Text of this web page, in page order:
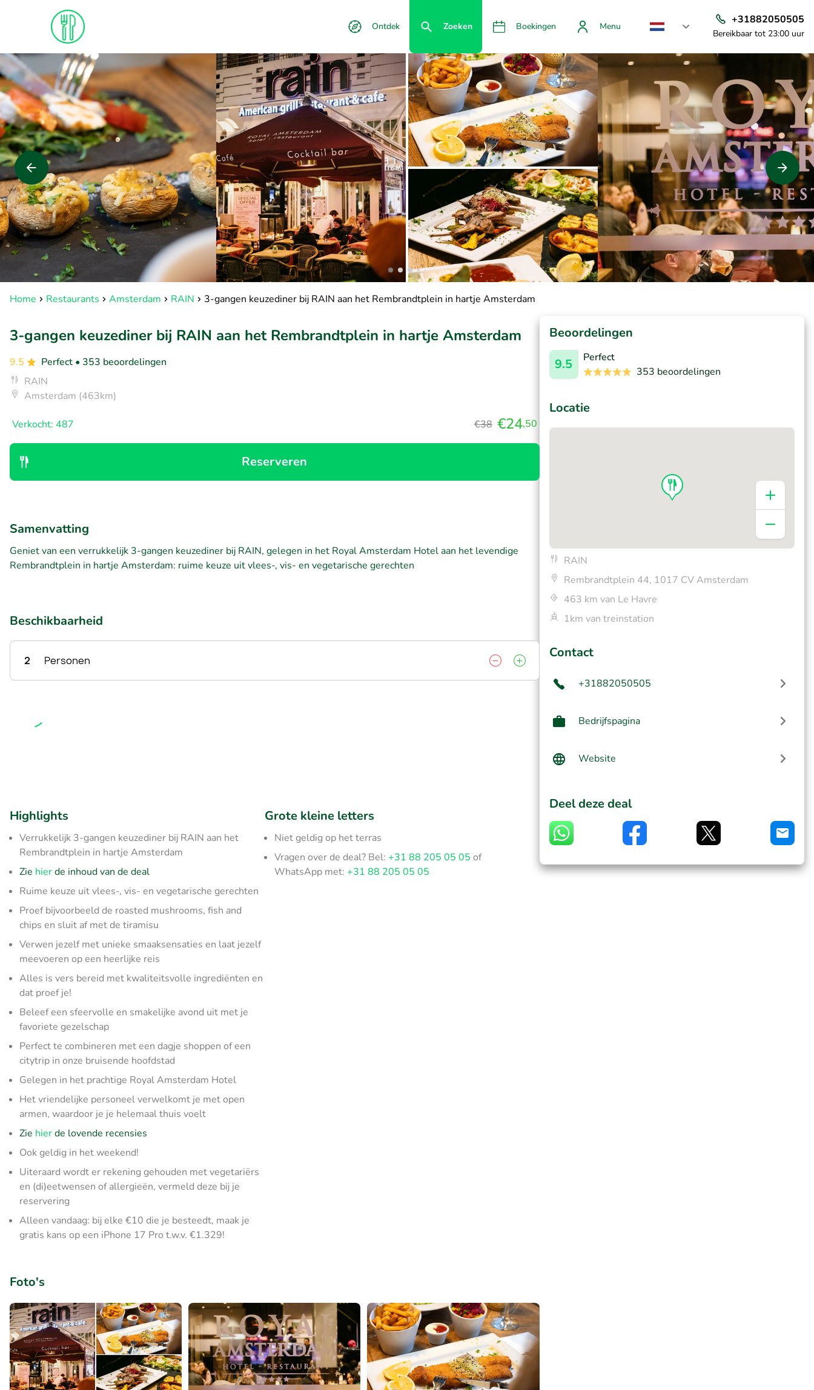
Ontdek Zoeken Boekingen Menu
+31882050505
Bereikbaar tot 23:00 uur
Home Restaurants Amsterdam RAIN 3-gangen keuzediner bij RAIN aan het Rembrandtplein in hartje Amsterdam
3-gangen keuzediner bij RAIN aan het Rembrandtplein in hartje Amsterdam
9.5 Perfect • 353 beoordelingen
RAIN
Amsterdam (463km)
Verkocht: 487 €38 €24,50
Reserveren
Samenvatting
Geniet van een verrukkelijk 3-gangen keuzediner bij RAIN, gelegen in het Royal Amsterdam Hotel aan het levendige
Rembrandtplein in hartje Amsterdam: ruime keuze uit vlees-, vis- en vegetarische gerechten
Beschikbaarheid
2 Personen
Highlights
Verrukkelijk 3-gangen keuzediner bij RAIN aan het
Rembrandtplein in hartje Amsterdam
Zie hierde inhoud van de deal
Ruime keuze uit vlees-, vis- en vegetarische gerechten
Proef bijvoorbeeld de roasted mushrooms, fish and
chips en sluit af met de tiramisu
Verwen jezelf met unieke smaaksensaties en laat jezelf
meevoeren op een heerlijke reis
Alles is vers bereid met kwaliteitsvolle ingrediënten en
dat proef je!
Beleef een sfeervolle en smakelijke avond uit met je
favoriete gezelschap
Perfect te combineren met een dagje shoppen of een
citytrip in onze bruisende hoofdstad
Gelegen in het prachtige Royal Amsterdam Hotel
Het vriendelijke personeel verwelkomt je met open
armen, waardoor je je helemaal thuis voelt
Zie hierde lovende recensies
Ook geldig in het weekend!
Uiteraard wordt er rekening gehouden met vegetariërs
en (di)eetwensen of allergieën, vermeld deze bij je
reservering
Alleen vandaag: bij elke €10 die je besteedt, maak je
gratis kans op een iPhone 17 Pro t.w.v. €1.329!
Grote kleine letters
Niet geldig op het terras
Vragen over de deal? Bel:+31 88 205 05 05 of
WhatsApp met:+31 88 205 05 05
Foto's
Beoordelingen
9.5
Perfect
353 beoordelingen
Locatie
RAIN
Rembrandtplein 44, 1017 CV Amsterdam
463 km van Le Havre
1km van treinstation
Contact
+31882050505
Bedrijfspagina
Website
Deel deze deal